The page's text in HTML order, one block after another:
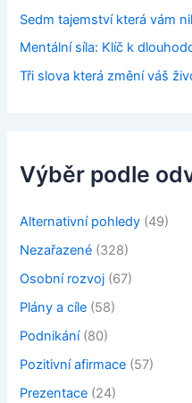
Sedm tajemství která vám
Mentální síla: Klíč k
Tři slova která změní váš
Výběr podle
Alternativní pohledy (49)
Nezařazené (328)
Osobní rozvoj (67)
Plány a cíle (58)
Podnikání(80)
Pozitivní afirmace (57)
Prezentace (24)